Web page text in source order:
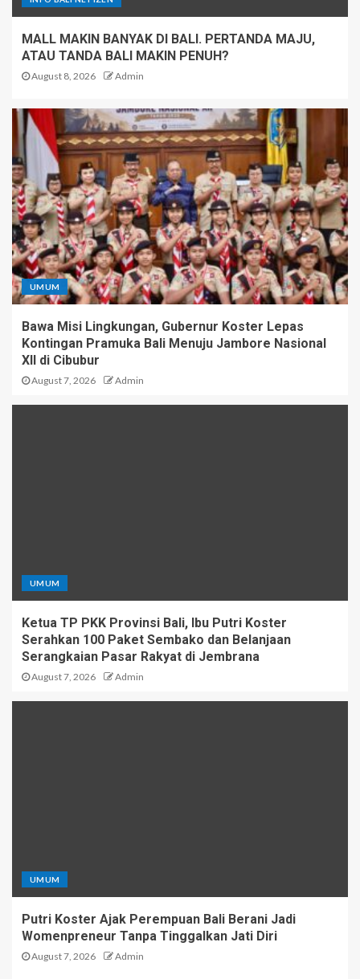
MALL MAKIN BANYAK DI BALI. PERTANDA MAJU,
ATAU TANDA BALI MAKIN PENUH?
August 8, 2026 Admin
UMUM
Bawa Misi Lingkungan, Gubernur Koster Lepas
Kontingan Pramuka Bali Menuju Jambore Nasional
XII di Cibubur
August 7, 2026 Admin
UMUM
Ketua TP PKK Provinsi Bali, Ibu Putri Koster
Serahkan 100 Paket Sembako dan Belanjaan
Serangkaian Pasar Rakyat di Jembrana
August 7, 2026 Admin
UMUM
Putri Koster Ajak Perempuan Bali Berani Jadi
Womenpreneur Tanpa Tinggalkan Jati Diri
August 7, 2026 Admin